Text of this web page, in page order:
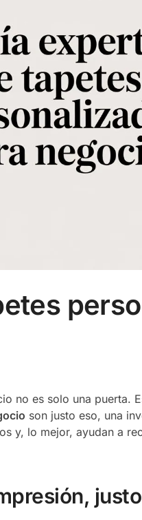
no es solo una puerta.
son justo eso, una
y, lo mejor, ayudan a